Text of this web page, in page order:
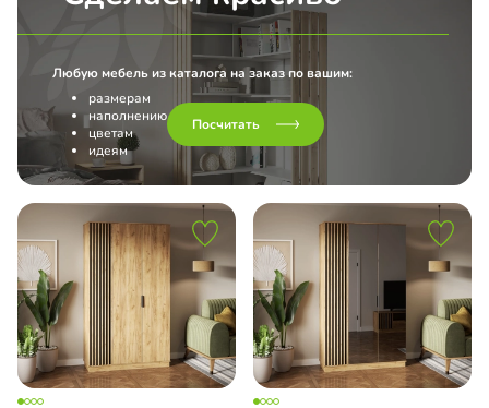
Любую мебель из каталога на заказ по вашим:
размерам
наполнению
цветам
идеям
Посчитать